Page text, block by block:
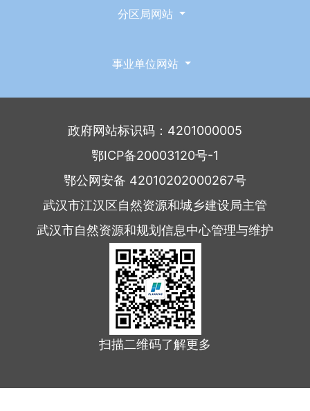
分区局网站
事业单位网站
政府网站标识码：4201000005
鄂ICP备20003120号-1
鄂公网安备 42010202000267号
武汉市江汉区自然资源和城乡建设局主管
武汉市自然资源和规划信息中心管理与维护
扫描二维码了解更多